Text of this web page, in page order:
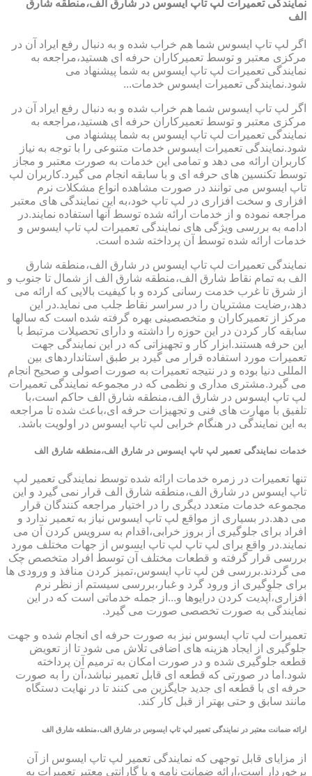
نمایندگی تعمیرات لپ تاپ ایسوس در شارق الف،منطقه شارق
الف
اگر لپ تاپ ایسوس شما هم خراب شده و به دنبال رفع ایراد آن در
مرکزی معتبر و توسط تعمیرکاران حرفه ای هستید،مراجعه به
نمایندگی تعمیرات لپ تاپ ایسوس به شما پیشنهاد می
شود.نمایندگی تعمیرات ایسوس خدمات...
اگر لپ تاپ ایسوس شما هم خراب شده و به دنبال رفع ایراد آن در
مرکزی معتبر و توسط تعمیرکاران حرفه ای هستید،مراجعه به
نمایندگی تعمیرات لپ تاپ ایسوس به شما پیشنهاد می
شود.نمایندگی تعمیرات ایسوس خدمات متنوعی را با توجه به نیاز
کاربران ارائه می دهد و تمامی این خدمات به صورت معتبر و مجاز
توسط تکنسین های حرفه ای و با سابقه انجام می گیرد.کاربران لپ
تاپ ایسوس می توانند در صورت مشاهده انواع مشکلات نرم
افزاری و سخت افزاری در لپ تاپ خود،به این نمایندگی های معتبر
مراجعه نموده و از خدمات ارائه شده توسط آنها استفاده نمایند.در
ادامه به بررسی ویژگی های نمایندگی تعمیرات لپ تاپ ایسوس و
خدمات ارائه شده توسط آن پرداخته شده است.
نمایندگی تعمیرات لپ تاپ ایسوس در شارق الف،منطقه شارق
الف به تمام نقاط شارق الف،منطقه شارق الف از شمال تا جنوب و
از شرق تا غرب خدمت رسانی کرده و با کیفیت بالایی که ارائه می
دهد،رضایت مشتریان را در سراسر نقاط جلب می نماید.در این
مرکز از تعمیرکاران و متخصصینی بهره گرفته شده است که سالها
سابقه کار کردن در این حوزه را داشته و دارای تحصیلات مرتبط با
این حرفه هستند.ابزار کار و تجهیزاتی که در این نمایندگی جهت
تعمیرات مورد استفاده قرار می گیرد بر طبق استانداردهای بین
المللی دنیا بوده و در نتیجه تعمیرات به صورت اصولی و صحیح انجام
می گیرد.مشتری مداری و نظمی که در مجموعه نمایندگی تعمیرات
لپ تاپ ایسوس در شارق الف،منطقه شارق الف حاکم است،با
تلفیق با مهارت های فنی و تجهیزات حرفه ای،باعث شده تا مراجعه
به این نمایندگی در هنگام خرابی لپ تاپ ایسوس در اولویت باشد.
خدمات نمایندگی تعمیر لپ تاپ ایسوس در شارق الف،منطقه شارق الف
تنها تعمیرات در زمره خدمات ارائه شده توسط نمایندگی تعمیر لپ
تاپ ایسوس در شارق الف،منطقه شارق الف قرار نمی گیرد و این
مجموعه خدمات متعدد دیگری را در اختیار مراجعه کنندگان قرار
می دهد.در بسیاری از مواقع لپ تاپ ایسوس نیاز به تعمیر ندارد و
افراد برای جلوگیری از بروز خرابی،اقدام به سرویس کردن آن می
نمایند.در واقع برای لپ تاپ لپ تاپ ایسوس از جهات مختلف مورد
بررسی قرار گرفته و قطعات مختلف آن توسط افراد متخصص چک
می گردند.بررسی فن لپ تاپ ایسوس،تمیز کردن منافذ و ورودی ها
برای جلوگیری از ورود گرد و غبار،بررسی سیستم از نظر نرم
افزاری،آپدیت کردن درایوها و...از جمله خدماتی است که در این
نمایندگی به صورت تخصصی صورت می گیرد.
تعمیرات لپ تاپ ایسوس نیز به صورت حرفه ای انجام شده و جهت
جلوگیری از ایجاد هزینه های اضافی تلاش می شود تا از تعویض
قطعه جلوگیری شده و در صورت امکان به ترمیم آن پرداخته
شود.اما در صورتی که قطعه ای قابل تعمیر نباشد،آن را به صورت
حرفه ای با قطعه ای جدید جایگزین می کنند تا در نهایت دستگاه
مانند سابق و حتی بهتر از قبل کار کند.
ارائه ضمانت معتبر در نمایندگی تعمیر لپ تاپ ایسوس در شارق الف،منطقه شارق الف
از مزایای قابل توجهی که نمایندگی تعمیر لپ تاپ ایسوس از آن
برخوردار است،ارائه ضمانت نامه و یا گارانتی معتبر تعمیرات به